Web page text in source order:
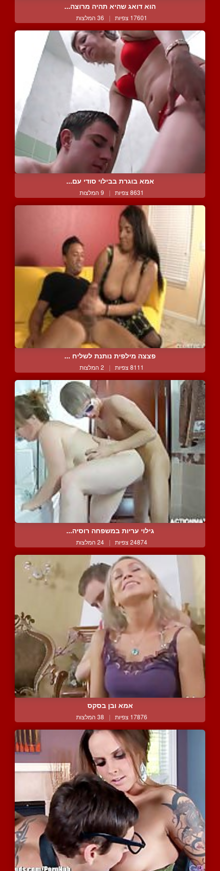
הוא דואג שהיא תהיה מרוצה...
17601 צפיות | 36 המלצות
אמא בוגרת בבילוי סודי עם...
8631 צפיות | 9 המלצות
פצצה מילפית נותנת לשליח ...
8111 צפיות | 2 המלצות
גילוי עריות במשפחה רוסיה...
24874 צפיות | 24 המלצות
אמא ובן בסקס
17876 צפיות | 38 המלצות